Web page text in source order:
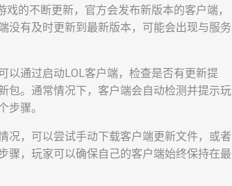
的不断更新，官方会发布新版本的客户端，
没有及时更新到最新版本，可能会出现与服务
以通过启动LOL客户端，检查是否有更新提
包。通常情况下，客户端会自动检测并提示玩
骤。
况，可以尝试手动下载客户端更新文件，或者
骤，玩家可以确保自己的客户端始终保持在最